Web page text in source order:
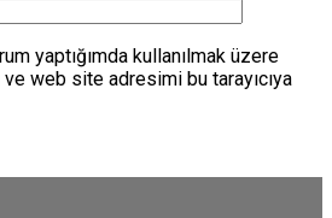
yaptığımda kullanılmak üzere
web site adresimi bu tarayıcıya